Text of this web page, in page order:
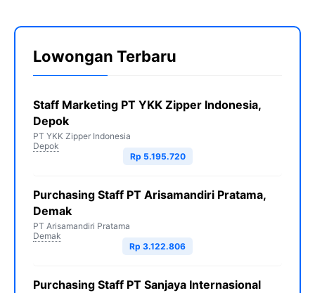
Lowongan Terbaru
Staff Marketing PT YKK Zipper Indonesia,
Depok
PT YKK Zipper Indonesia
Depok
Rp 5.195.720
Purchasing Staff PT Arisamandiri Pratama,
Demak
PT Arisamandiri Pratama
Demak
Rp 3.122.806
Purchasing Staff PT Sanjaya Internasional